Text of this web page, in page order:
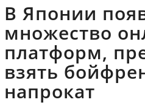
В Японии
множество
платформ,
взять
напрокат